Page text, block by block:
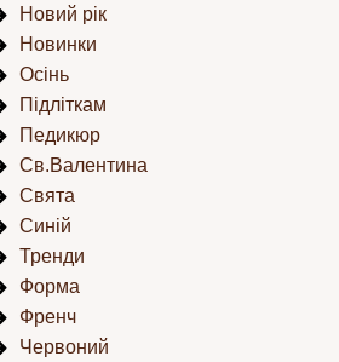
Новий рік
Новинки
Осінь
Підліткам
Педикюр
Св.Валентина
Свята
Синій
Тренди
Форма
Френч
Червоний